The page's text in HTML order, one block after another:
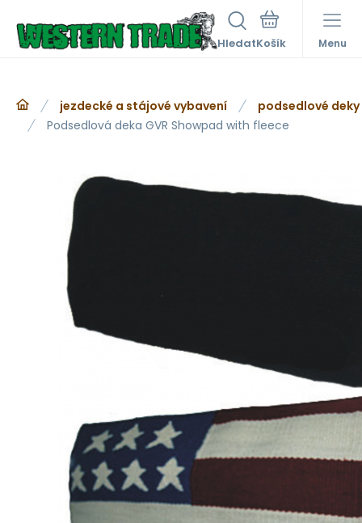
Hledat Menu
jezdecké a stájové vybavení
podsedlové deky
Podsedlová deka GVR Showpad with fleece